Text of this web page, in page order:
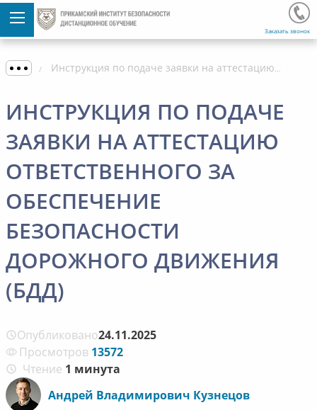
Заказать звонок
Инструкция по подаче заявки на аттестацию ответственного за обеспечение безопасности дорожного движения (БДД)
ИНСТРУКЦИЯ ПО ПОДАЧЕ
ЗАЯВКИ НА АТТЕСТАЦИЮ
ОТВЕТСТВЕННОГО ЗА
ОБЕСПЕЧЕНИЕ
БЕЗОПАСНОСТИ
ДОРОЖНОГО ДВИЖЕНИЯ
(БДД)
Опубликовано24.11.2025
Просмотров 13572
Чтение 1 минута
Андрей Владимирович Кузнецов